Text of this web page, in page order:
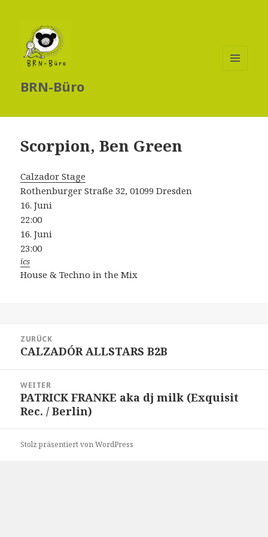
BRN-Büro
Scorpion, Ben Green
Calzador Stage
Rothenburger Straße 32, 01099 Dresden
16. Juni
22:00
16. Juni
23:00
ics
House & Techno in the Mix
ZURÜCK
Vorheriger
CALZADÓR ALLSTARS B2B
WEITER
Nächster
Beitrag:
PATRICK FRANKE aka dj milk (Exquisit
Rec. / Berlin)
Stolz präsentiert von WordPress